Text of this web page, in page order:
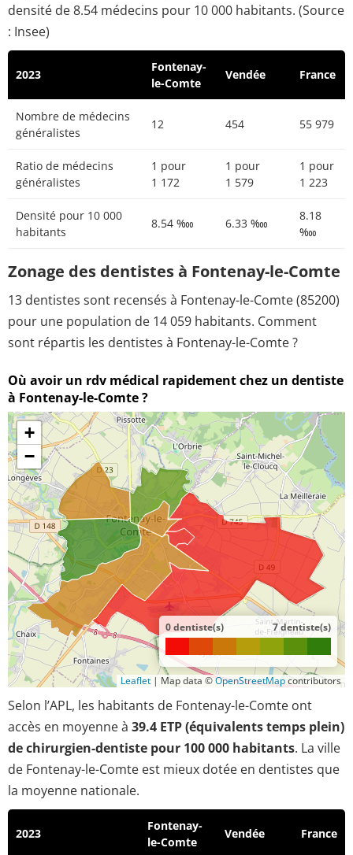
densité de 8.54 médecins pour 10 000 habitants. (Source
: Insee)
2023
Fontenay-
le-Comte
Vendée France
Nombre de médecins
généralistes
12 454 55 979
Ratio de médecins
généralistes
1 pour
1 172
1 pour
1 579
1 pour
1 223
Densité pour 10 000
habitants
8.54 ‱ 6.33 ‱
8.18
‱
Zonage des dentistes à Fontenay-le-Comte
13 dentistes sont recensés à Fontenay-le-Comte (85200)
pour une population de 14 059 habitants. Comment
sont répartis les dentistes à Fontenay-le-Comte ?
Où avoir un rdv médical rapidement chez un dentiste
à Fontenay-le-Comte ?
+
−
0 dentiste(s) 7 dentiste(s)
Leaflet | Map data ©OpenStreetMapcontributors
Selon l’APL, les habitants de Fontenay-le-Comte ont
accès en moyenne à 39.4 ETP (équivalents temps plein)
de chirurgien-dentiste pour 100 000 habitants. La ville
de Fontenay-le-Comte est mieux dotée en dentistes que
la moyenne nationale.
2023
Fontenay-
le-Comte
Vendée France